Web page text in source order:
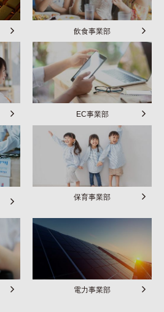
飲食事業部
EC事業部
保育事業部
電力事業部